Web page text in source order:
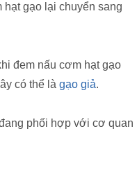
hạt gạo lại chuyển sang
đem nấu cơm hạt gạo
có thể là gạo giả.
phối hợp với cơ quan